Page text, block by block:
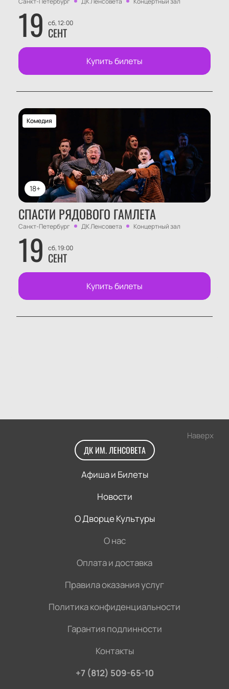
19 сб, 12:00
СЕНТ
Купить билеты
18+
Комедия
СПАСТИ РЯДОВОГО ГАМЛЕТА
Санкт-Петербург ДК Ленсовета Концертный зал
19 сб, 19:00
СЕНТ
Купить билеты
Наверх
ДК ИМ. ЛЕНСОВЕТА
Афиша и Билеты
Новости
О Дворце Культуры
О нас
Оплата и доставка
Правила оказания услуг
Политика конфиденциальности
Гарантия подлинности
Контакты
+7 (812) 509-65-10